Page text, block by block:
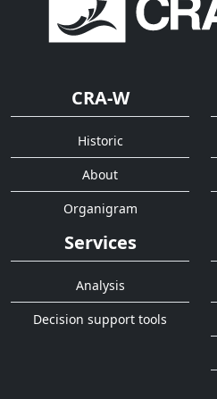
CRA-W
Historic
About
Organigram
Services
Analysis
Decision support tools